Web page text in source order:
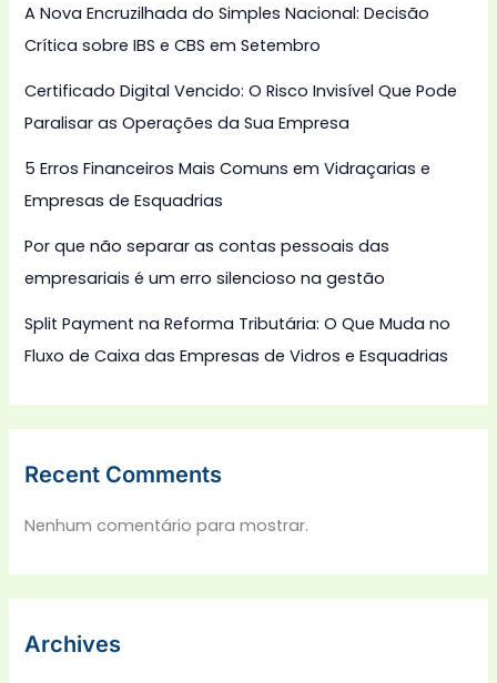
A Nova Encruzilhada do Simples Nacional: Decisão
Crítica sobre IBS e CBS em Setembro
Certificado Digital Vencido: O Risco Invisível Que Pode
Paralisar as Operações da Sua Empresa
5 Erros Financeiros Mais Comuns em Vidraçarias e
Empresas de Esquadrias
Por que não separar as contas pessoais das
empresariais é um erro silencioso na gestão
Split Payment na Reforma Tributária: O Que Muda no
Fluxo de Caixa das Empresas de Vidros e Esquadrias
Recent Comments
Nenhum comentário para mostrar.
Archives